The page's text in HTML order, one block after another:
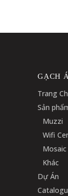
GẠCH
Trang
Sản
Muzzi
Wifi
Khác
Dự Án